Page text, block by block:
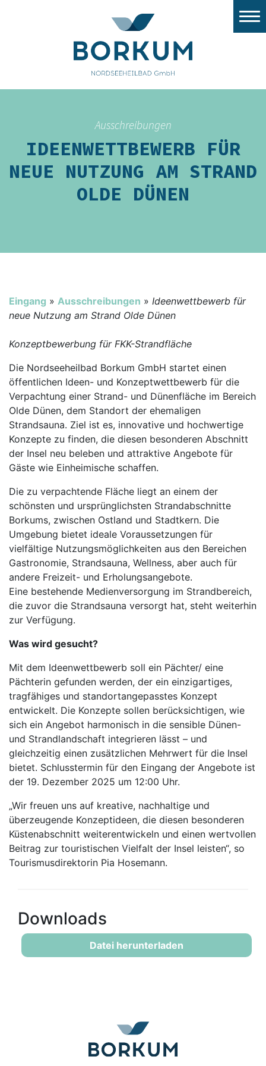
Stadtwerke Borkum
Nordsee Windport
Flugplatz
Gezeitenland
Nordsee Aquarium
Stellenangebote/Ausbildung
Ausschreibungen
IDEENWETTBEWERB FÜR
NEUE NUTZUNG AM STRAND
OLDE DÜNEN
Eingang » Ausschreibungen » Ideenwettbewerb für
neue Nutzung am Strand Olde Dünen
Konzeptbewerbung für FKK-Strandfläche
Die Nordseeheilbad Borkum GmbH startet einen
öffentlichen Ideen- und Konzeptwettbewerb für die
Verpachtung einer Strand- und Dünenfläche im Bereich
Olde Dünen, dem Standort der ehemaligen
Strandsauna. Ziel ist es, innovative und hochwertige
Konzepte zu finden, die diesen besonderen Abschnitt
der Insel neu beleben und attraktive Angebote für
Gäste wie Einheimische schaffen.
Die zu verpachtende Fläche liegt an einem der
schönsten und ursprünglichsten Strandabschnitte
Borkums, zwischen Ostland und Stadtkern. Die
Umgebung bietet ideale Voraussetzungen für
vielfältige Nutzungsmöglichkeiten aus den Bereichen
Gastronomie, Strandsauna, Wellness, aber auch für
andere Freizeit- und Erholungsangebote.
Eine bestehende Medienversorgung im Strandbereich,
die zuvor die Strandsauna versorgt hat, steht weiterhin
zur Verfügung.
Was wird gesucht?
Mit dem Ideenwettbewerb soll ein Pächter/ eine
Pächterin gefunden werden, der ein einzigartiges,
tragfähiges und standortangepasstes Konzept
entwickelt. Die Konzepte sollen berücksichtigen, wie
sich ein Angebot harmonisch in die sensible Dünen-
und Strandlandschaft integrieren lässt – und
gleichzeitig einen zusätzlichen Mehrwert für die Insel
bietet. Schlusstermin für den Eingang der Angebote ist
der 19. Dezember 2025 um 12:00 Uhr.
„Wir freuen uns auf kreative, nachhaltige und
überzeugende Konzeptideen, die diesen besonderen
Küstenabschnitt weiterentwickeln und einen wertvollen
Beitrag zur touristischen Vielfalt der Insel leisten“, so
Tourismusdirektorin Pia Hosemann.
Downloads
Datei herunterladen